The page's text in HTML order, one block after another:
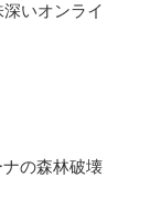
いオンライ
の森林破壊